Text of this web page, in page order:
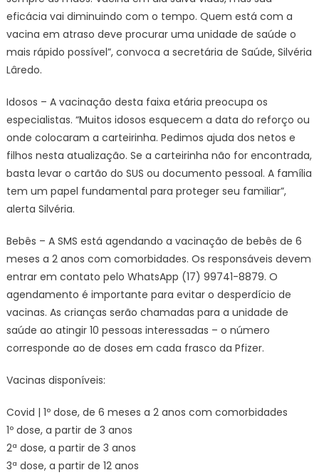
eficácia vai diminuindo com o tempo. Quem está com a
vacina em atraso deve procurar uma unidade de saúde o
mais rápido possível”, convoca a secretária de Saúde, Silvéria
Lâredo.
Idosos – A vacinação desta faixa etária preocupa os
especialistas. “Muitos idosos esquecem a data do reforço ou
onde colocaram a carteirinha. Pedimos ajuda dos netos e
filhos nesta atualização. Se a carteirinha não for encontrada,
basta levar o cartão do SUS ou documento pessoal. A família
tem um papel fundamental para proteger seu familiar”,
alerta Silvéria.
Bebês – A SMS está agendando a vacinação de bebês de 6
meses a 2 anos com comorbidades. Os responsáveis devem
entrar em contato pelo WhatsApp (17) 99741-8879. O
agendamento é importante para evitar o desperdício de
vacinas. As crianças serão chamadas para a unidade de
saúde ao atingir 10 pessoas interessadas – o número
corresponde ao de doses em cada frasco da Pfizer.
Vacinas disponíveis:
Covid | 1º dose, de 6 meses a 2 anos com comorbidades
1º dose, a partir de 3 anos
2ª dose, a partir de 3 anos
3ª dose, a partir de 12 anos